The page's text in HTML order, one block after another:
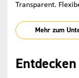
Transparent.
Mehr zum